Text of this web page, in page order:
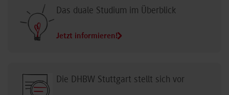
Das duale Studium im Überblick
Jetzt informieren!
Die DHBW Stuttgart stellt sich vor